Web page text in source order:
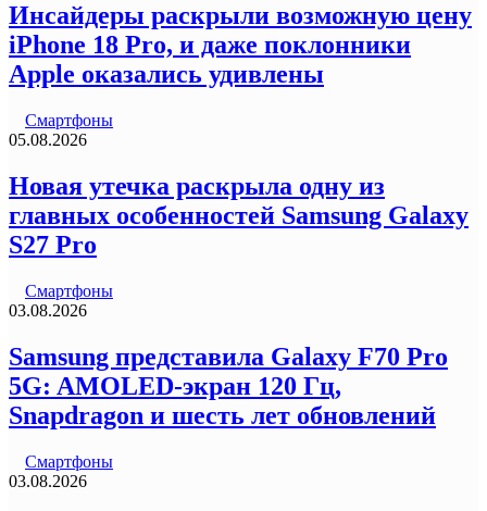
Инсайдеры раскрыли возможную цену
iPhone 18 Pro, и даже поклонники
Apple оказались удивлены
Смартфоны
05.08.2026
Новая утечка раскрыла одну из
главных особенностей Samsung Galaxy
S27 Pro
Смартфоны
03.08.2026
Samsung представила Galaxy F70 Pro
5G: AMOLED-экран 120 Гц,
Snapdragon и шесть лет обновлений
Смартфоны
03.08.2026